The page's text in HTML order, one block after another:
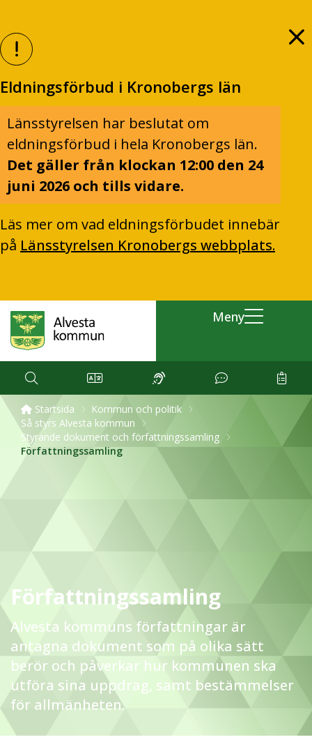
Eldningsförbud i Kronobergs län
Länsstyrelsen har beslutat om
eldningsförbud i hela Kronobergs län.
Det gäller från klockan 12:00 den 24
juni 2026 och tills vidare.
Läs mer om vad eldningsförbudet innebär
på Länsstyrelsen Kronobergs webbplats.
Meny
Startsida
Kommun och politik
Så styrs Alvesta kommun
Styrande dokument och författningssamling
Författningssamling
Författningssamling
Alvesta kommuns författningar är
antagna dokument som på olika sätt
berör och påverkar hur kommunen ska
utföra sina uppdrag, samt bestämmelser
för allmänheten.